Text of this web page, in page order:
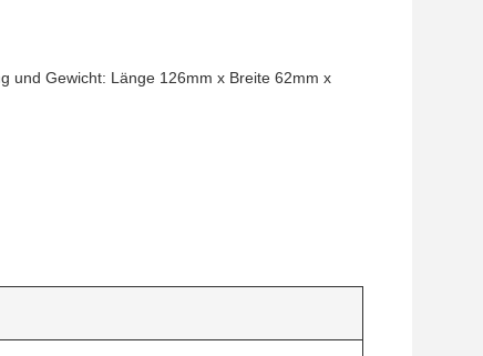
und Gewicht: Länge 126mm x Breite 62mm x